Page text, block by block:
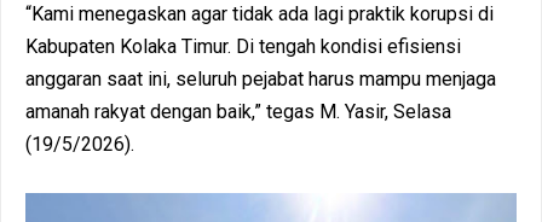
“Kami menegaskan agar tidak ada lagi praktik korupsi di
Kabupaten Kolaka Timur. Di tengah kondisi efisiensi
anggaran saat ini, seluruh pejabat harus mampu menjaga
amanah rakyat dengan baik,” tegas M. Yasir, Selasa
(19/5/2026).